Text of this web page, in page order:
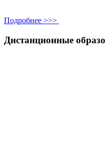
Подробнее >>>
Дистанционные